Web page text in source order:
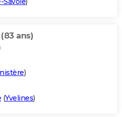
(83 ans)
)
(Yvelines)